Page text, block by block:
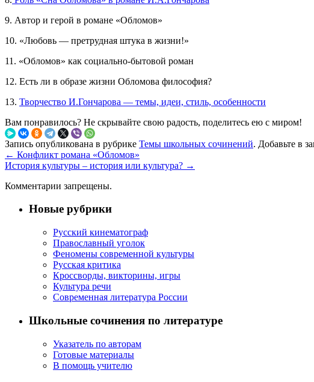
9. Автор и герой в романе «Обломов»
10. «Любовь — претрудная штука в жизни!»
11. «Обломов» как социально-бытовой роман
12. Есть ли в образе жизни Обломова философия?
13. Творчество И.Гончарова — темы, идеи, стиль, особенности
Вам понравилось? Не скрывайте свою радость, поделитесь ею с миром!
Запись опубликована в рубрике Темы школьных сочинений. Добавьте в
← Конфликт романа «Обломов»
История культуры – история или культура? →
Комментарии запрещены.
Новые рубрики
Русский кинематограф
Православный уголок
Феномены современной культуры
Русская критика
Кроссворды, викторины, игры
Культура речи
Современная литература России
Школьные сочинения по литературе
Указатель по авторам
Готовые материалы
В помощь учителю